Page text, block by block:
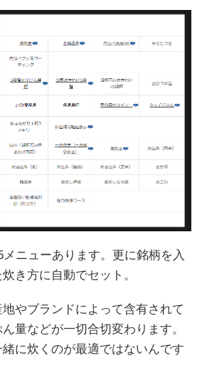
ニューあります。更に銘柄を入
き方に自動でセット。
やブランドによって含有されて
量などが一切合切変わります。
に炊くのが最適ではないんです